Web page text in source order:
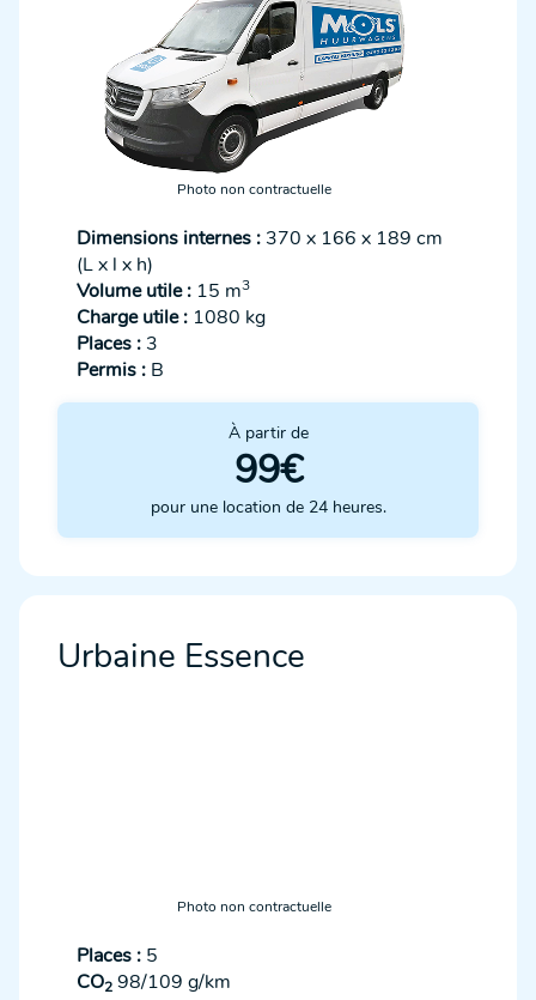
Photo non contractuelle
Dimensions internes : 370 x 166 x 189 cm
(L x l x h)
Volume utile : 15 m3
Charge utile : 1080 kg
Places : 3
Permis : B
À partir de
99€
pour une location de 24 heures.
Urbaine Essence
Photo non contractuelle
Places : 5
CO2 98/109 g/km